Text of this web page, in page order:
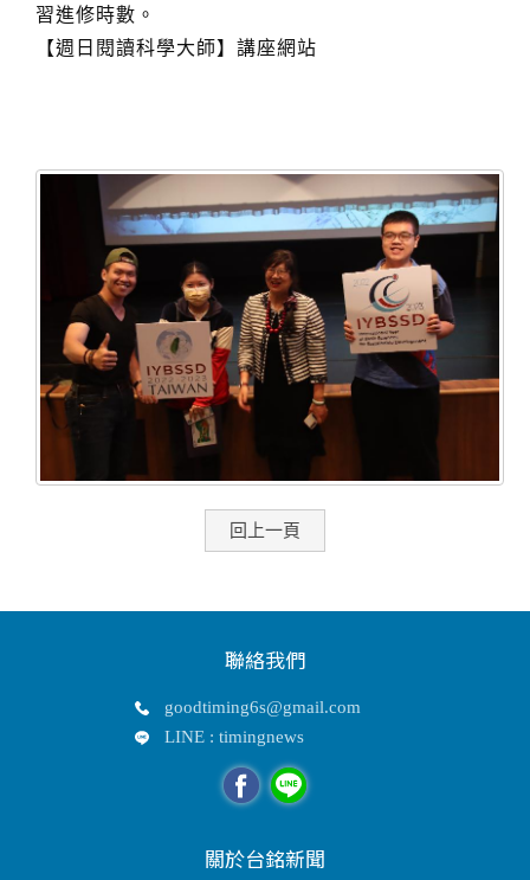
習進修時數。
【週日閱讀科學大師】講座網站
回上一頁
聯絡我們
goodtiming6s@gmail.com
LINE : timingnews
關於台銘新聞